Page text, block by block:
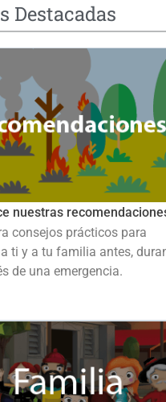
Destacadas
nuestras
consejos prácticos para
ti y a tu familia antes,
de una emergencia.